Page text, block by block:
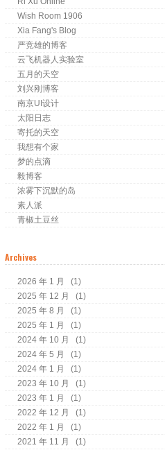
Wish Room 1906
Xia Fang's Blog
严竞雄的博客
云飞机器人实验室
五月的天空
刘兴刚博客
南京UI设计
太阳日志
寄托的天空
我想有个家
梦的点滴
毅博客
浓雾下沉默的岛
素人派
青椒土豆丝
Archives
2026 年 1 月
(1)
2025 年 12 月
(1)
2025 年 8 月
(1)
2025 年 1 月
(1)
2024 年 10 月
(1)
2024 年 5 月
(1)
2024 年 1 月
(1)
2023 年 10 月
(1)
2023 年 1 月
(1)
2022 年 12 月
(1)
2022 年 1 月
(1)
2021 年 11 月
(1)